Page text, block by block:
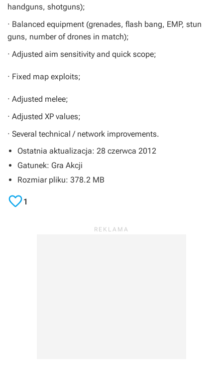
handguns, shotguns);
· Balanced equipment (grenades, flash bang, EMP, stun
guns, number of drones in match);
· Adjusted aim sensitivity and quick scope;
· Fixed map exploits;
· Adjusted melee;
· Adjusted XP values;
· Several technical / network improvements.
Ostatnia aktualizacja: 28 czerwca 2012
Gatunek: Gra Akcji
Rozmiar pliku: 378.2 MB
1